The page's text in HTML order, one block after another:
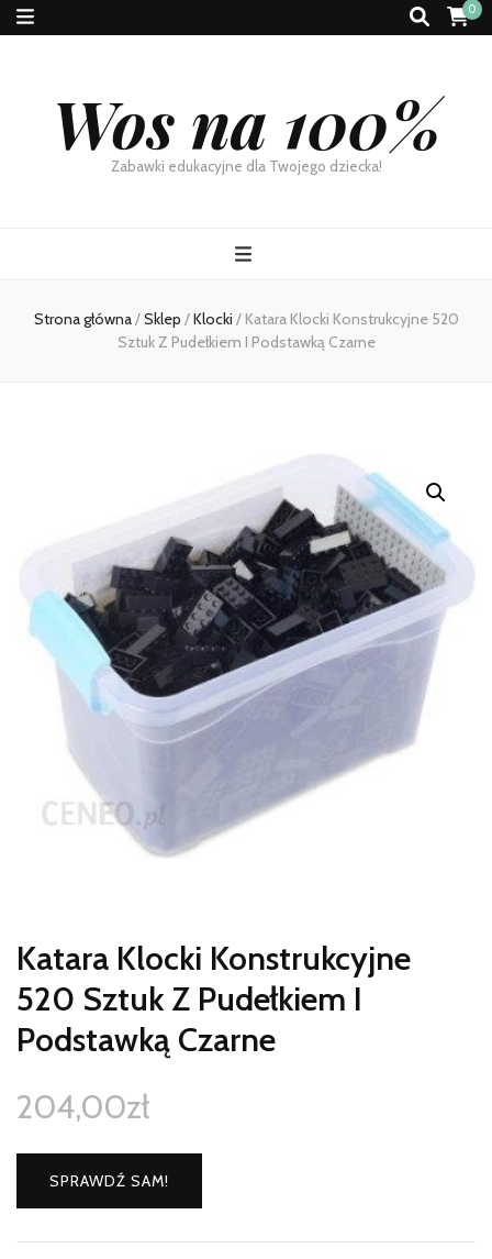
0
Wos na 100%
Zabawki edukacyjne dla Twojego dziecka!
Strona główna/Sklep /Klocki / Katara Klocki Konstrukcyjne 520
Sztuk Z Pudełkiem I Podstawką Czarne
Katara Klocki Konstrukcyjne
520 Sztuk Z Pudełkiem I
Podstawką Czarne
204,00zł
SPRAWDŹ SAM!